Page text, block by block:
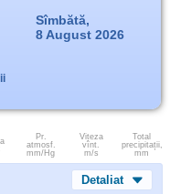
Sîmbătă,
8 August 2026
Pr.
atmosf.
mm/Hg
Viteza
vînt.
m/s
Total
precipitații,
mm
Detaliat